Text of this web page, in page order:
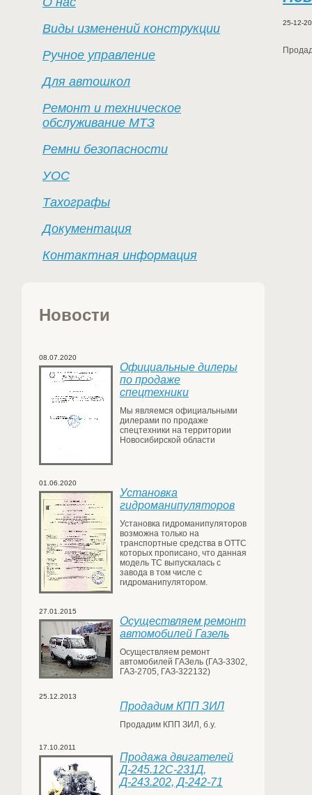
Виды изменений конструкции
Ручное управление
Для автошкол
Ремонт и техническое
обслуживание МТЗ
Ремни безопасности
УОС
Тахографы
Документация
Контактная информация
Новости
08.07.2020
Официальные дилеры
по продаже
спецтехники
Мы являемся официальными
дилерами по продаже
спецтехники на территории
Новосибирской области
01.06.2020
Установка
гидроманипуляторов
Установка гидроманипуляторов
возможна только на
транспортные средства в ОТТС
которых прописано, что данная
модель ТС выпускалась с
завода в том числе с
гидроманипулятором.
27.01.2015
Осуществляем ремонт
автомобилей Газель
Осуществляем ремонт
автомобилей ГАЗель (ГАЗ-3302,
ГАЗ-2705, ГАЗ-322132)
25.12.2013
Продадим КПП ЗИЛ
Продадим КПП ЗИЛ, б.у.
17.10.2011
Продажа двигателей
Д-245.12С-231Д,
Д-243.202, Д-242-71
25-12-